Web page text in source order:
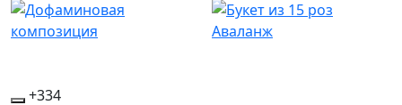
+334